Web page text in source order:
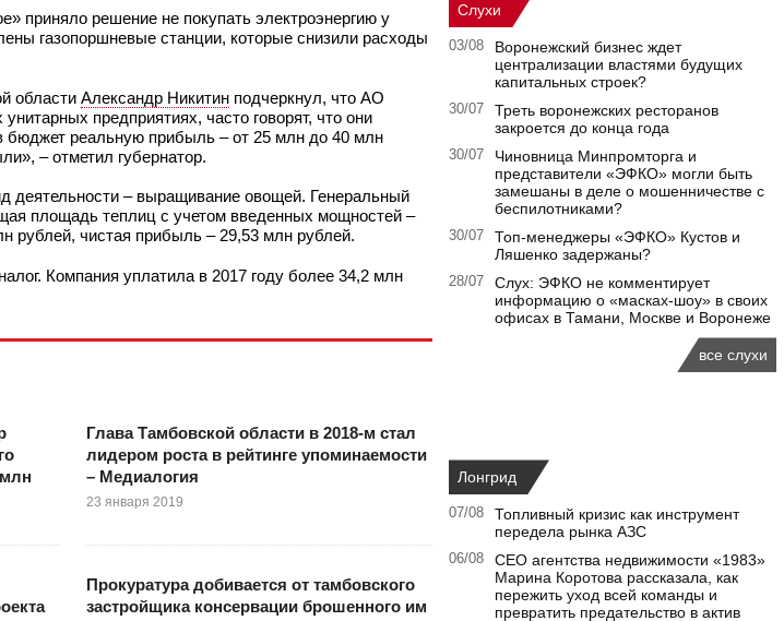
приняло решение не покупать электроэнергию у
газопоршневые станции, которые снизили расходы
области Александр Никитин подчеркнул, что АО
предприятиях, часто говорят, что они
бюджет реальную прибыль – от 25 млн до 40 млн
– отметил губернатор.
деятельности – выращивание овощей. Генеральный
площадь теплиц с учетом введенных мощностей –
рублей, чистая прибыль – 29,53 млн рублей.
Компания уплатила в 2017 году более 34,2 млн
Глава Тамбовской области в 2018-м стал
лидером роста в рейтинге упоминаемости
– Медиалогия
23 января 2019
Прокуратура добивается от тамбовского
застройщика консервации брошенного им
Слухи
03/08
Воронежский бизнес ждет
централизации властями будущих
капитальных строек?
30/07
Треть воронежских ресторанов
закроется до конца года
30/07
Чиновница Минпромторга и
представители «ЭФКО» могли быть
замешаны в деле о мошенничестве с
беспилотниками?
30/07
Топ-менеджеры «ЭФКО» Кустов и
Ляшенко задержаны?
28/07
Слух: ЭФКО не комментирует
информацию о «масках-шоу» в своих
офисах в Тамани, Москве и Воронеже
все слухи
Лонгрид
07/08
Топливный кризис как инструмент
передела рынка АЗС
06/08
CEO агентства недвижимости «1983»
Марина Коротова рассказала, как
пережить уход всей команды и
превратить предательство в актив